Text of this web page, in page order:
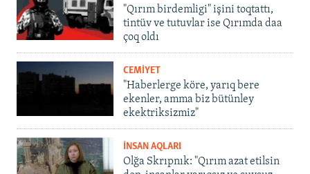
"Qırım birdemligi" işini toqtattı,
tintüv ve tutuvlar ise Qırımda daa
çoq oldı
CEMİYET
"Haberlerge köre, yarıq bere
ekenler, amma biz bütünley
ekektriksizmiz"
İNSAN AQLARI
Olğa Skrıpnık: "Qırım azat etilsin